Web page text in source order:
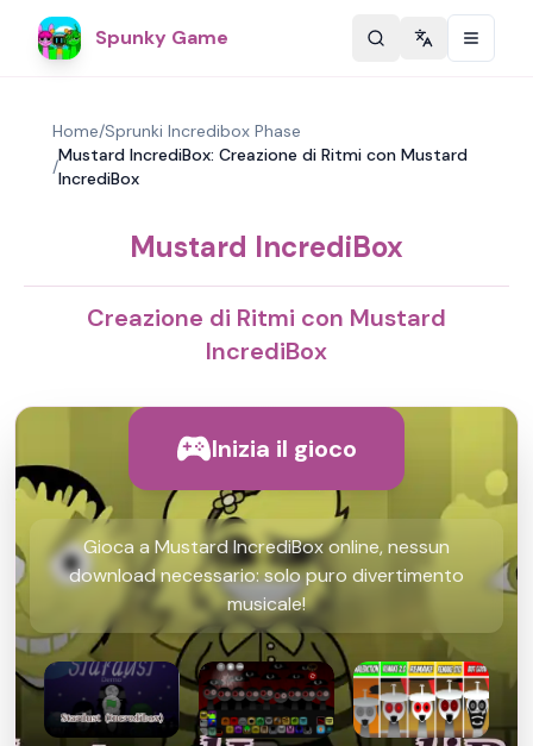
Spunky Game Change
Home/Sprunki Incredibox Phase
/
Mustard IncrediBox: Creazione di Ritmi con Mustard
IncrediBox
Mustard IncrediBox
Creazione di Ritmi con Mustard
IncrediBox
Inizia il gioco
Gioca a Mustard IncrediBox online, nessun
download necessario: solo puro divertimento
musicale!